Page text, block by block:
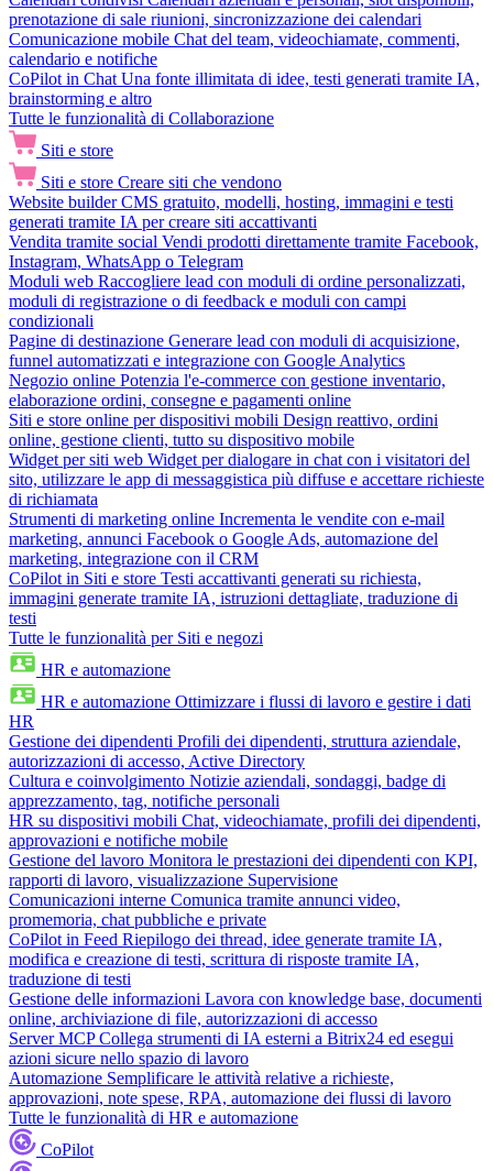
prenotazione di sale riunioni, sincronizzazione dei calendari
Comunicazione mobile Chat del team, videochiamate, commenti,
calendario e notifiche
CoPilot in Chat Una fonte illimitata di idee, testi generati tramite IA,
brainstorming e altro
Tutte le funzionalità di Collaborazione
Siti e store
Siti e store Creare siti che vendono
Website builder CMS gratuito, modelli, hosting, immagini e testi
generati tramite IA per creare siti accattivanti
Vendita tramite social Vendi prodotti direttamente tramite Facebook,
Instagram, WhatsApp o Telegram
Moduli web Raccogliere lead con moduli di ordine personalizzati,
moduli di registrazione o di feedback e moduli con campi
condizionali
Pagine di destinazione Generare lead con moduli di acquisizione,
funnel automatizzati e integrazione con Google Analytics
Negozio online Potenzia l'e-commerce con gestione inventario,
elaborazione ordini, consegne e pagamenti online
Siti e store online per dispositivi mobili Design reattivo, ordini
online, gestione clienti, tutto su dispositivo mobile
Widget per siti web Widget per dialogare in chat con i visitatori del
sito, utilizzare le app di messaggistica più diffuse e accettare richieste
di richiamata
Strumenti di marketing online Incrementa le vendite con e-mail
marketing, annunci Facebook o Google Ads, automazione del
marketing, integrazione con il CRM
CoPilot in Siti e store Testi accattivanti generati su richiesta,
immagini generate tramite IA, istruzioni dettagliate, traduzione di
testi
Tutte le funzionalità per Siti e negozi
HR e automazione
HR e automazione Ottimizzare i flussi di lavoro e gestire i dati
HR
Gestione dei dipendenti Profili dei dipendenti, struttura aziendale,
autorizzazioni di accesso, Active Directory
Cultura e coinvolgimento Notizie aziendali, sondaggi, badge di
apprezzamento, tag, notifiche personali
HR su dispositivi mobili Chat, videochiamate, profili dei dipendenti,
approvazioni e notifiche mobile
Gestione del lavoro Monitora le prestazioni dei dipendenti con KPI,
rapporti di lavoro, visualizzazione Supervisione
Comunicazioni interne Comunica tramite annunci video,
promemoria, chat pubbliche e private
CoPilot in Feed Riepilogo dei thread, idee generate tramite IA,
modifica e creazione di testi, scrittura di risposte tramite IA,
traduzione di testi
Gestione delle informazioni Lavora con knowledge base, documenti
online, archiviazione di file, autorizzazioni di accesso
Server MCP Collega strumenti di IA esterni a Bitrix24 ed esegui
azioni sicure nello spazio di lavoro
Automazione Semplificare le attività relative a richieste,
approvazioni, note spese, RPA, automazione dei flussi di lavoro
Tutte le funzionalità di HR e automazione
CoPilot